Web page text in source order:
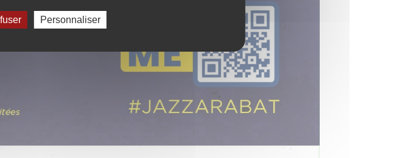
Personnaliser